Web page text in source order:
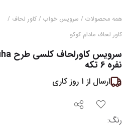
همه محصولات / سرویس خواب / کاور لحاف /
کاور لحاف مادام کوکو
نفره 6 تکه
ارسال از 1 روز کاری
رنگ: